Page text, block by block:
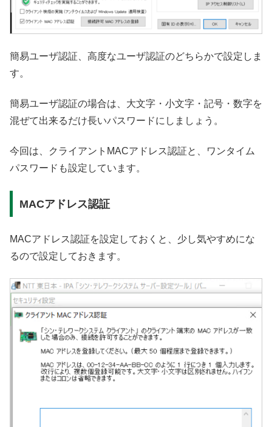
簡易ユーザ認証、高度なユーザ認証のどちらかで設定しま
す。
簡易ユーザ認証の場合は、大文字・小文字・記号・数字を
混ぜて出来るだけ長いパスワードにしましょう。
今回は、クライアントMACアドレス認証と、ワンタイム
パスワードも設定しています。
MACアドレス認証
MACアドレス認証を設定しておくと、少し気やすめにな
るので設定しておきます。